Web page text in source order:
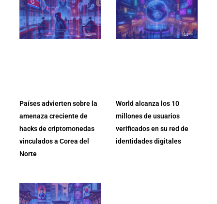
Países advierten sobre la
amenaza creciente de
hacks de criptomonedas
vinculados a Corea del
Norte
World alcanza los 10
millones de usuarios
verificados en su red de
identidades digitales